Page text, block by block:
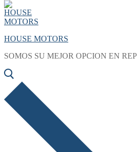
HOUSE MOTORS
SOMOS SU MEJOR OPCION EN